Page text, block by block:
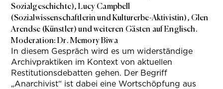
Sozialgeschichte), Lucy Campbell
(Sozialwissenschaftlerin und Kulturerbe-Aktivistin), Glen
Arendse (Künstler) und weiteren Gästen auf Englisch.
Moderation: Dr. Memory Biwa
In diesem Gespräch wird es um widerständige
Archivpraktiken im Kontext von aktuellen
Restitutionsdebatten gehen. Der Begriff
„Anarchivist“ ist dabei eine Wortschöpfung aus